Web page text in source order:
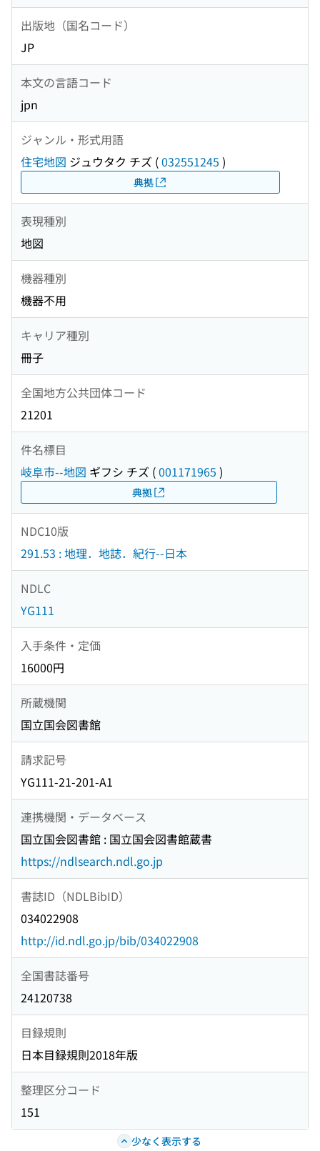
出版地（国名コード）
JP
本文の言語コード
jpn
ジャンル・形式用語
住宅地図 ジュウタク チズ (032551245 )
典拠
表現種別
地図
機器種別
機器不用
キャリア種別
冊子
全国地方公共団体コード
21201
件名標目
岐阜市--地図 ギフシ チズ (001171965 )
典拠
NDC10版
291.53 : 地理．地誌．紀行--日本
NDLC
YG111
入手条件・定価
16000円
所蔵機関
国立国会図書館
請求記号
YG111-21-201-A1
連携機関・データベース
国立国会図書館 : 国立国会図書館蔵書
https://ndlsearch.ndl.go.jp
書誌ID（NDLBibID）
034022908
http://id.ndl.go.jp/bib/034022908
全国書誌番号
24120738
目録規則
日本目録規則2018年版
整理区分コード
151
少なく表示する